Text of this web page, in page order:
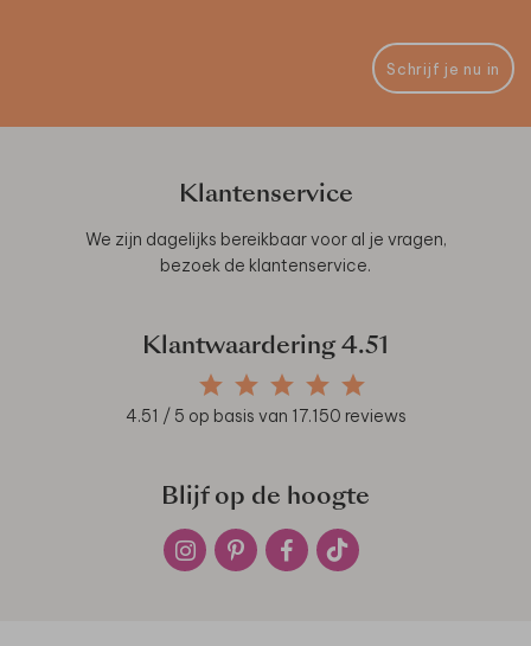
Schrijf je nu in
Klantenservice
We zijn dagelijks bereikbaar voor al je vragen,
bezoek de klantenservice.
Klantwaardering 4.51
4.51 / 5 op basis van 17.150 reviews
Blijf op de hoogte